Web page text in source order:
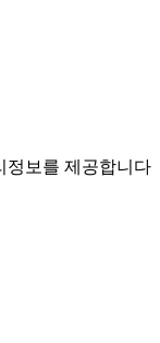
정보를 제공합니다